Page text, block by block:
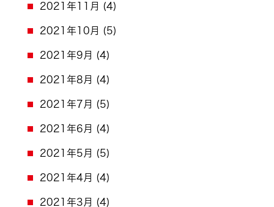
2021年11月 (4)
2021年10月 (5)
2021年9月 (4)
2021年8月 (4)
2021年7月 (5)
2021年6月 (4)
2021年5月 (5)
2021年4月 (4)
2021年3月 (4)